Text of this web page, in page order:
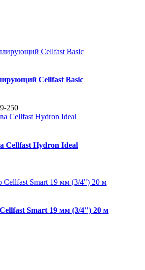
Cellfast Basic
9-250
Cellfast Hydron Ideal
Smart 19 мм (3/4") 20 м